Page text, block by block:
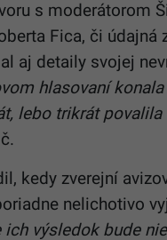
s moderátorom
Fica, či údajná
aj detaily svojej
hlasovaní
lebo trikrát
kedy zverejní
nelichotivo
ich výsledok bude